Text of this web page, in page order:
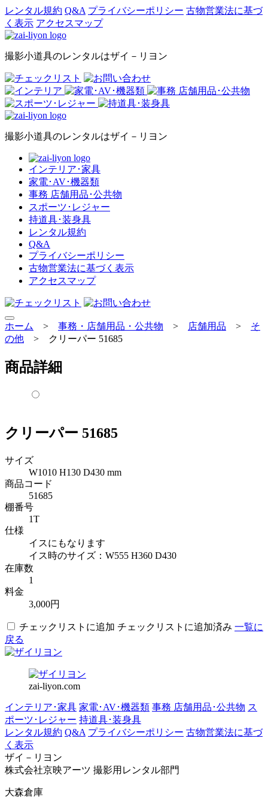
レンタル規約 Q&A プライバシーポリシー 古物営業法に基づ
く表示 アクセスマップ
撮影小道具のレンタルはザイ－リヨン
撮影小道具のレンタルはザイ－リヨン
インテリア･家具
家電･AV･機器類
事務 店舗用品･公共物
スポーツ･レジャー
持道具･装身具
レンタル規約
Q&A
プライバシーポリシー
古物営業法に基づく表示
アクセスマップ
ホーム > 事務・店舗用品・公共物 > 店舗用品 >
そ
の他
> クリーパー 51685
商品詳細
クリーパー 51685
サイズ
W1010 H130 D430 mm
商品コード
51685
棚番号
1T
仕様
イスにもなります
イス時のサイズ：W555 H360 D430
在庫数
1
料金
3,000円
チェックリストに追加 チェックリストに追加済み 一覧に
戻る
zai-liyon.com
インテリア･家具 家電･AV･機器類 事務 店舗用品･公共物 ス
ポーツ･レジャー 持道具･装身具
レンタル規約 Q&A プライバシーポリシー 古物営業法に基づ
く表示
ザイ－リヨン
株式会社京映アーツ 撮影用レンタル部門
大森倉庫